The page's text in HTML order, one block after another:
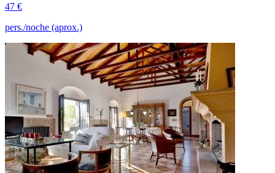
47 €
pers./noche (aprox.)